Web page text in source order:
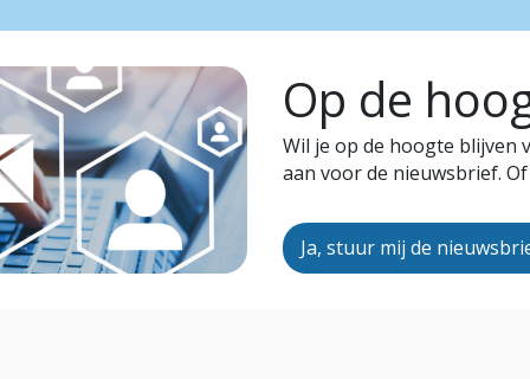
Op de
Wil je op de hoogte blijven
aan voor de nieuwsbrief.
Ja, stuur mij de